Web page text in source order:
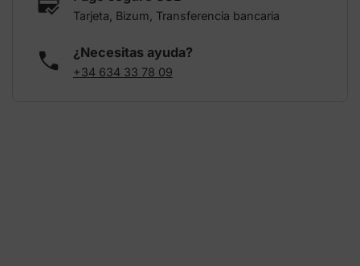
Tarjeta, Bizum, Transferencia bancaria
¿Necesitas ayuda?
+34 634 33 78 09